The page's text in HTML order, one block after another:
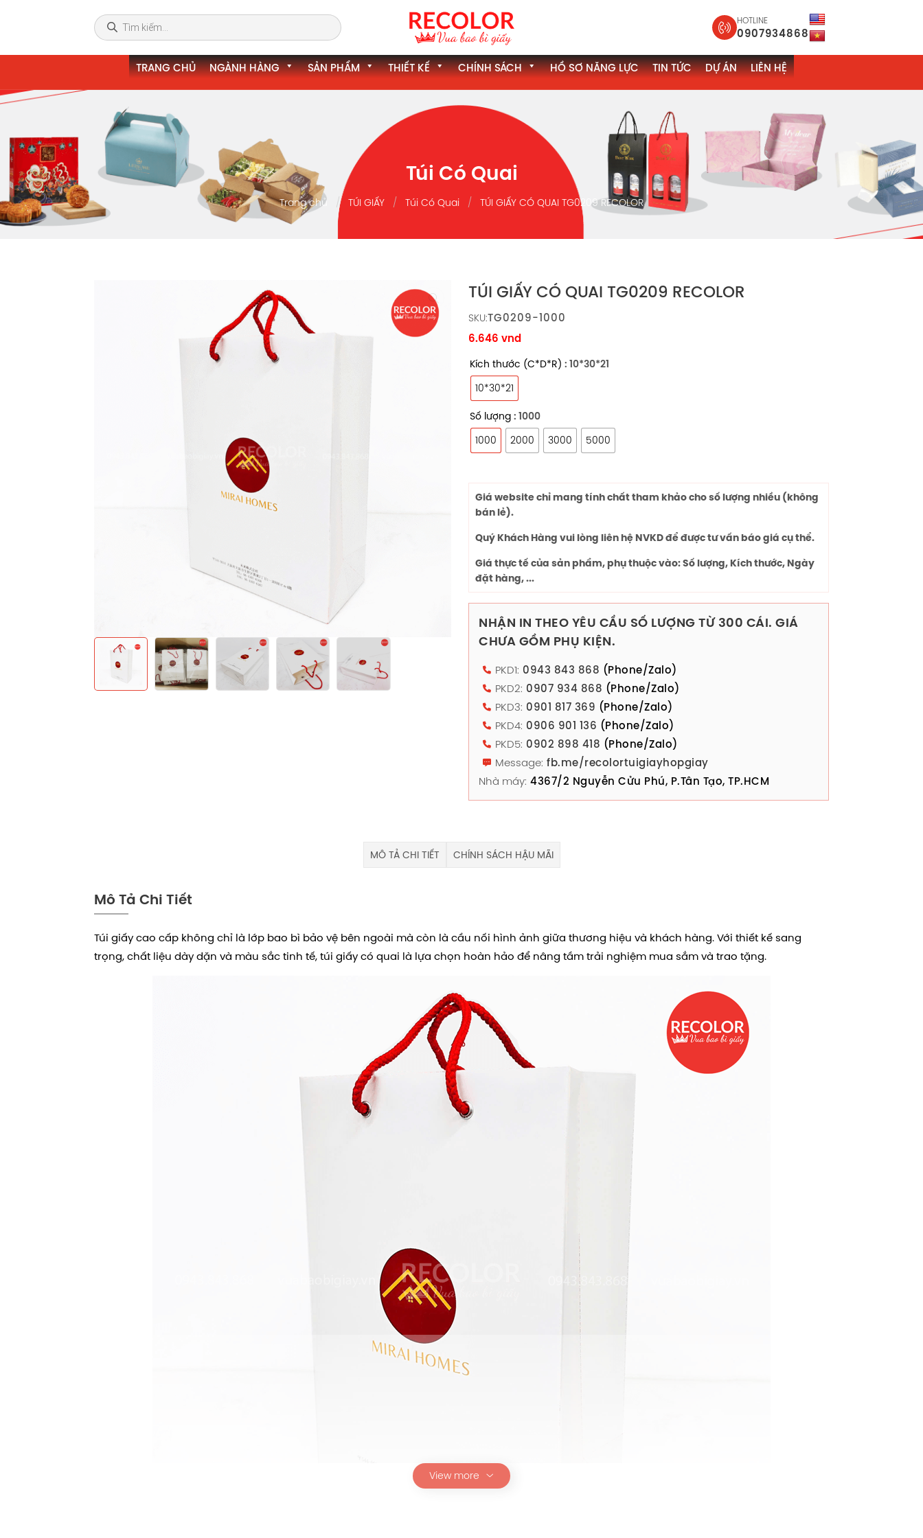
HOTLINE
0907934868
TRANG CHỦ NGÀNH HÀNG SẢN PHẨM THIẾT KẾ CHÍNH SÁCH HỒ SƠ NĂNG LỰC TIN TỨC DỰ ÁN LIÊN HỆ
Túi Có Quai
Trang chủ TÚI GIẤY Túi Có Quai TÚI GIẤY CÓ QUAI TG0209 RECOLOR
TÚI GIẤY CÓ QUAI TG0209 RECOLOR
SKU:TG0209-1000
6.646 vnd
Kích thước (C*D*R) : 10*30*21
10*30*21
Số lượng : 1000
1000
2000 3000 5000
Giá website chỉ mang tính chất tham khảo cho số lượng nhiều (không
bán lẻ).
Quý Khách Hàng vui lòng liên hệ NVKD để được tư vấn báo giá cụ thể.
Giá thực tế của sản phẩm, phụ thuộc vào: Số lượng, Kích thước, Ngày
đặt hàng, ...
NHẬN IN THEO YÊU CẦU SỐ LƯỢNG TỪ 300 CÁI. GIÁ
CHƯA GỒM PHỤ KIỆN.
PKD1: 0943 843 868 (Phone/Zalo)
PKD2: 0907 934 868 (Phone/Zalo)
PKD3: 0901 817 369 (Phone/Zalo)
PKD4: 0906 901 136 (Phone/Zalo)
PKD5: 0902 898 418 (Phone/Zalo)
Message: fb.me/recolortuigiayhopgiay
Nhà máy: 4367/2 Nguyễn Cửu Phú, P.Tân Tạo, TP.HCM
MÔ TẢ CHI TIẾT CHÍNH SÁCH HẬU MÃI
Mô Tả Chi Tiết
Túi giấy cao cấp không chỉ là lớp bao bì bảo vệ bên ngoài mà còn là cầu nối hình ảnh giữa thương hiệu và khách hàng. Với thiết kế sang
trọng, chất liệu dày dặn và màu sắc tinh tế, túi giấy có quai là lựa chọn hoàn hảo để nâng tầm trải nghiệm mua sắm và trao tặng.
View more